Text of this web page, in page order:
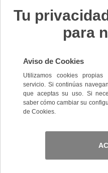
»BOTAS SOLDADOR
Ordenar por:
Nº de elementos: